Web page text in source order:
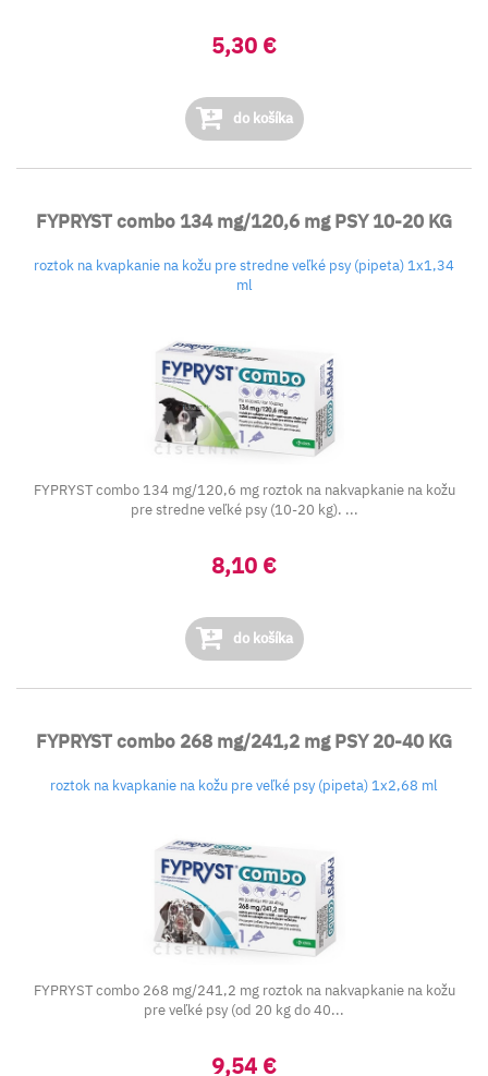
5,30 €
do košíka
FYPRYST combo 134 mg/120,6 mg PSY 10-20 KG
roztok na kvapkanie na kožu pre stredne veľké psy (pipeta) 1x1,34
ml
FYPRYST combo 134 mg/120,6 mg roztok na nakvapkanie na kožu
pre stredne veľké psy (10-20 kg). ...
8,10 €
do košíka
FYPRYST combo 268 mg/241,2 mg PSY 20-40 KG
roztok na kvapkanie na kožu pre veľké psy (pipeta) 1x2,68 ml
FYPRYST combo 268 mg/241,2 mg roztok na nakvapkanie na kožu
pre veľké psy (od 20 kg do 40...
9,54 €